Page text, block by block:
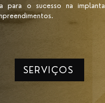
para o sucesso na
SERVIÇOS